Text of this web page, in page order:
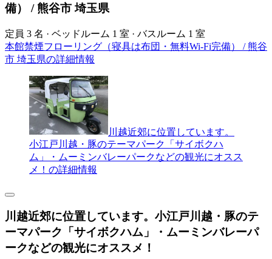
備） / 熊谷市 埼玉県
定員 3 名 · ベッドルーム 1 室 · バスルーム 1 室
本館禁煙フローリング（寝具は布団・無料Wi-Fi完備） / 熊谷
市 埼玉県の詳細情報
川越近郊に位置しています。
小江戸川越・豚のテーマパーク「サイボクハ
ム」・ムーミンバレーパークなどの観光にオスス
メ！の詳細情報
川越近郊に位置しています。小江戸川越・豚のテ
ーマパーク「サイボクハム」・ムーミンバレーパ
ークなどの観光にオススメ！